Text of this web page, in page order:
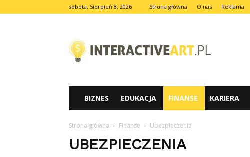
sobota, Sierpień 8, 2026 Strona główna O nas Reklama
BIZNES EDUKACJA FINANSE KARIERA
Strona główna Finanse Ubezpieczenia
UBEZPIECZENIA